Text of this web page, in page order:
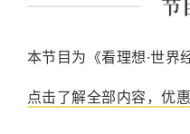
本节目为《看理想·世界
点击了解全部内容，优